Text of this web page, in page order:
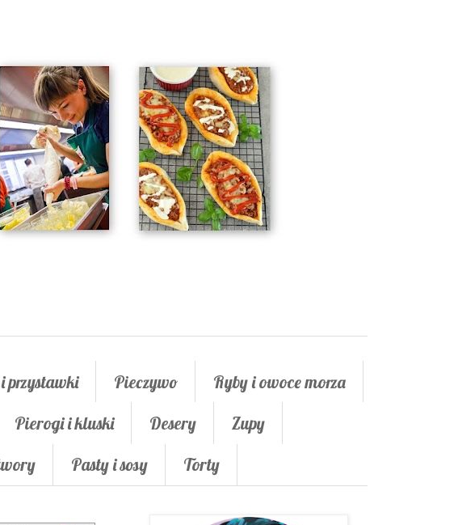
przystawki Pieczywo
Ryby i owoce morza
Pierogi i kluski Desery
Zupy
Pasty i sosy Torty